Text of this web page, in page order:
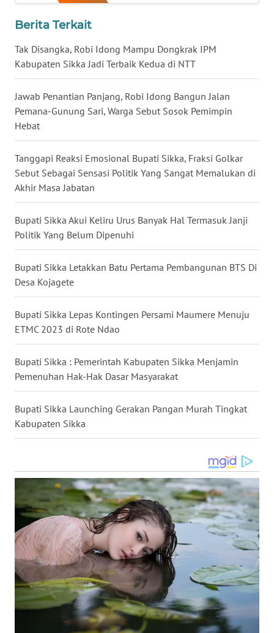
Berita Terkait
Tak Disangka, Robi Idong Mampu Dongkrak IPM
Kabupaten Sikka Jadi Terbaik Kedua di NTT
Jawab Penantian Panjang, Robi Idong Bangun Jalan
Pemana-Gunung Sari, Warga Sebut Sosok Pemimpin
Hebat
Tanggapi Reaksi Emosional Bupati Sikka, Fraksi Golkar
Sebut Sebagai Sensasi Politik Yang Sangat Memalukan di
Akhir Masa Jabatan
Bupati Sikka Akui Keliru Urus Banyak Hal Termasuk Janji
Politik Yang Belum Dipenuhi
Bupati Sikka Letakkan Batu Pertama Pembangunan BTS Di
Desa Kojagete
Bupati Sikka Lepas Kontingen Persami Maumere Menuju
ETMC 2023 di Rote Ndao
Bupati Sikka : Pemerintah Kabupaten Sikka Menjamin
Pemenuhan Hak-Hak Dasar Masyarakat
Bupati Sikka Launching Gerakan Pangan Murah Tingkat
Kabupaten Sikka
WN
KALTENG
WN
WN
WN
SULSEL
GORONTALO
SULUT
MALUKU
WN
MALUT
WN
WN
DANAU
TOBA
WN
NIAS
WN
LANGKAT